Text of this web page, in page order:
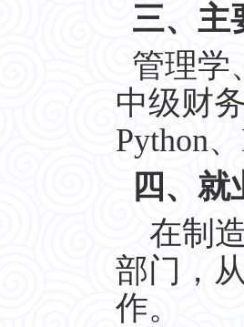
三、主
管理学
中级财
Python
四、就
在制
部门，
作。